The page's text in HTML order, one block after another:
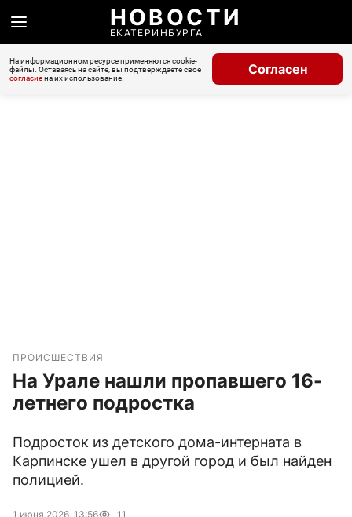
НОВОСТИ
ЕКАТЕРИНБУРГА
На информационном ресурсе применяются cookie-
файлы. Оставаясь на сайте, вы подтверждаете свое
согласиена их использование.
Согласен
ПРОИСШЕСТВИЯ
На Урале нашли пропавшего 16-
летнего подростка
Подросток из детского дома-интерната в
Карпинске ушел в другой город и был найден
полицией.
1 июня 2026, 13:56 11